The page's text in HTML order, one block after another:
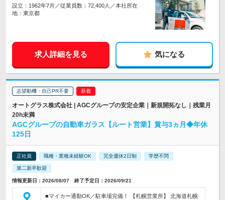
設立：1962年7月／従業員数：72,400人／本社所在
地：東京都
求人詳細を見る 気になる
志望動機・自己PR不要
オートグラス株式会社 | AGCグループの安定企業｜新規開拓なし｜残業月
20h未満
AGCグループの自動車ガラス【ルート営業】賞与3ヵ月◆年休
125日
正社員 職種・業種未経験OK 完全週休2日制 学歴不問
第二新卒歓迎
情報更新日：2026/08/07 終了予定日：2026/09/21
■マイカー通勤OK／駐車場完備！ 【札幌営業所】 北海道札幌